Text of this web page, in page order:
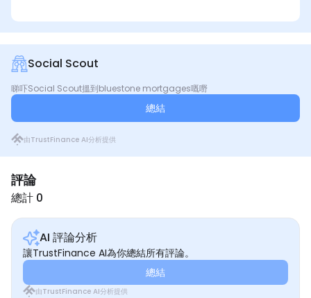
Social Scout
睇吓Social Scout搵到bluestone mortgages嘅嘢
總結
由TrustFinance AI分析提供
評論
總計 0
AI 評論分析
讓TrustFinance AI為你總結所有評論。
總結
由TrustFinance AI分析提供